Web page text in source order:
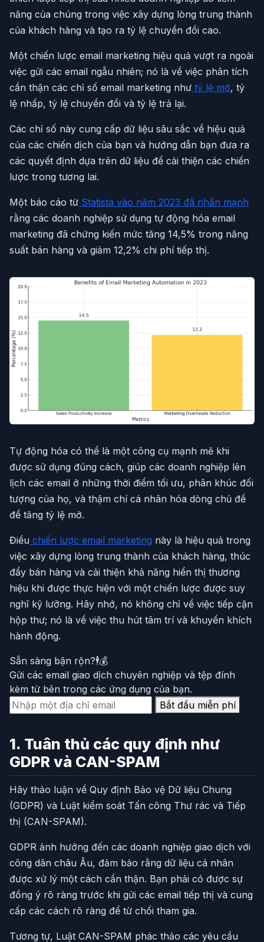
năng của chúng trong việc xây dựng lòng trung thành
của khách hàng và tạo ra tỷ lệ chuyển đổi cao.
Một chiến lược email marketing hiệu quả vượt ra ngoài
việc gửi các email ngẫu nhiên; nó là về việc phân tích
cẩn thận các chỉ số email marketing như tỷ lệ mở, tỷ
lệ nhấp, tỷ lệ chuyển đổi và tỷ lệ trả lại.
Các chỉ số này cung cấp dữ liệu sâu sắc về hiệu quả
của các chiến dịch của bạn và hướng dẫn bạn đưa ra
các quyết định dựa trên dữ liệu để cải thiện các chiến
lược trong tương lai.
Một báo cáo từ Statista vào năm 2023 đã nhấn mạnh
rằng các doanh nghiệp sử dụng tự động hóa email
marketing đã chứng kiến mức tăng 14,5% trong năng
suất bán hàng và giảm 12,2% chi phí tiếp thị.
Tự động hóa có thể là một công cụ mạnh mẽ khi
được sử dụng đúng cách, giúp các doanh nghiệp lên
lịch các email ở những thời điểm tối ưu, phân khúc đối
tượng của họ, và thậm chí cá nhân hóa dòng chủ đề
để tăng tỷ lệ mở.
Điều chiến lược email marketing này là hiệu quả trong
việc xây dựng lòng trung thành của khách hàng, thúc
đẩy bán hàng và cải thiện khả năng hiển thị thương
hiệu khi được thực hiện với một chiến lược được suy
nghĩ kỹ lưỡng. Hãy nhớ, nó không chỉ về việc tiếp cận
hộp thư; nó là về việc thu hút tâm trí và khuyến khích
hành động.
Sẵn sàng bận rộn?🕴️💰
Gửi các email giao dịch chuyên nghiệp và tệp đính
kèm từ bên trong các ứng dụng của bạn.
Bắt đầu miễn phí
1. Tuân thủ các quy định như
GDPR và CAN-SPAM
Hãy thảo luận về Quy định Bảo vệ Dữ liệu Chung
(GDPR) và Luật kiểm soát Tấn công Thư rác và Tiếp
thị (CAN-SPAM).
GDPR ảnh hưởng đến các doanh nghiệp giao dịch với
công dân châu Âu, đảm bảo rằng dữ liệu cá nhân
được xử lý một cách cẩn thận. Bạn phải có được sự
đồng ý rõ ràng trước khi gửi các email tiếp thị và cung
cấp các cách rõ ràng để từ chối tham gia.
Tương tự, Luật CAN-SPAM phác thảo các yêu cầu